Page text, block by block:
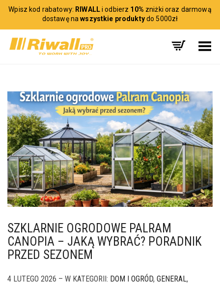
Wpisz kod rabatowy: RIWALLi odbierz 10% zniżki oraz darmową
dostawę nawszystkie produktydo 5000zł
Toggle Menu
SZKLARNIE OGRODOWE PALRAM
CANOPIA – JAKĄ WYBRAĆ? PORADNIK
PRZED SEZONEM
4 LUTEGO 2026 – W KATEGORII: DOM I OGRÓD, GENERAL,